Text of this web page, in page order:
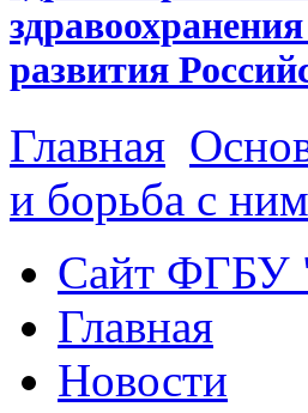
Главная
и борьба с
Сайт
Главная
Новости